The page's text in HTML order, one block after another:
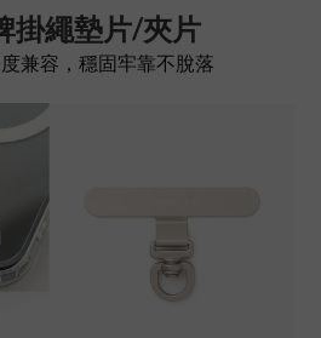
掛繩墊片/夾片
兼容，穩固牢靠不脫落